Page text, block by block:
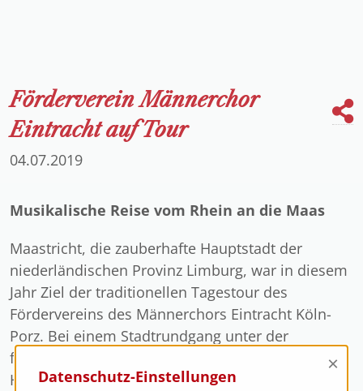
Förderverein Männerchor
Eintracht auf Tour
04.07.2019
Musikalische Reise vom Rhein an die Maas
Maastricht, die zauberhafte Hauptstadt der
niederländischen Provinz Limburg, war in diesem
Jahr Ziel der traditionellen Tagestour des
Fördervereins des Männerchors Eintracht Köln-
Porz. Bei einem Stadtrundgang unter der
fachkundigen Leitung von zwei Guides wurde die
Heimatstadt von André Rieu, dem berühmten
Datenschutz-Einstellungen
×